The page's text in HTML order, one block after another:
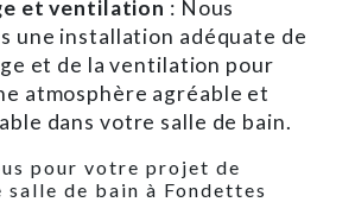
et ventilation : Nous
une installation adéquate de
et de la ventilation pour
atmosphère agréable et
dans votre salle de bain.
pour votre projet de
de bain à Fondettes